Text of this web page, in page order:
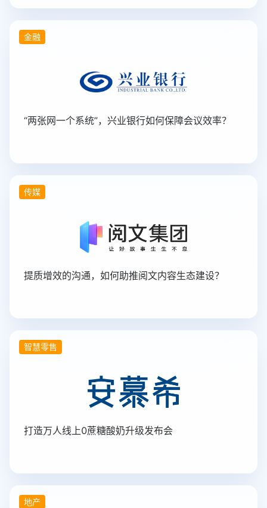
金融
“两张网一个系统”，兴业银行如何保障会议效率？
传媒
提质增效的沟通，如何助推阅文内容生态建设？
智慧零售
打造万人线上0蔗糖酸奶升级发布会
地产